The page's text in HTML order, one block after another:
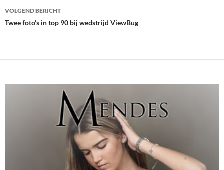
VOLGEND BERICHT
Twee foto’s in top 90 bij wedstrijd ViewBug